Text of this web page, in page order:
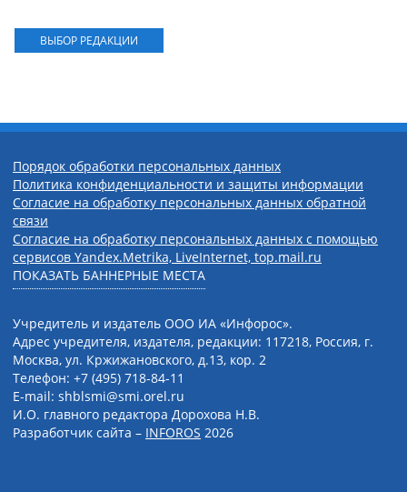
ВЫБОР РЕДАКЦИИ
Порядок обработки персональных данных
Политика конфиденциальности и защиты информации
Согласие на обработку персональных данных обратной
связи
Согласие на обработку персональных данных с помощью
сервисов Yandex.Metrika, LiveInternet, top.mail.ru
ПОКАЗАТЬ БАННЕРНЫЕ МЕСТА
Учредитель и издатель ООО ИА «Инфорос».
Адрес учредителя, издателя, редакции: 117218, Россия, г.
Москва, ул. Кржижановского, д.13, кор. 2
Телефон: +7 (495) 718-84-11
E-mail: shblsmi@smi.orel.ru
И.О. главного редактора Дорохова Н.В.
Разработчик сайта – INFOROS 2026